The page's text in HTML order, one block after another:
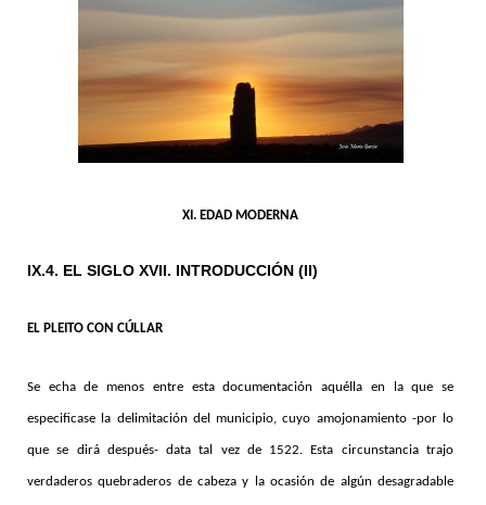
XI. EDAD MODERNA
IX.4. EL SIGLO XVII. INTRODUCCIÓN (II)
EL PLEITO CON CÚLLAR
Se echa de menos entre esta documentación aquélla en la que se
especificase la delimitación del municipio, cuyo amojonamiento -por lo
que se dirá después- data tal vez de 1522. Esta circunstancia trajo
verdaderos quebraderos de cabeza y la ocasión de algún desagradable